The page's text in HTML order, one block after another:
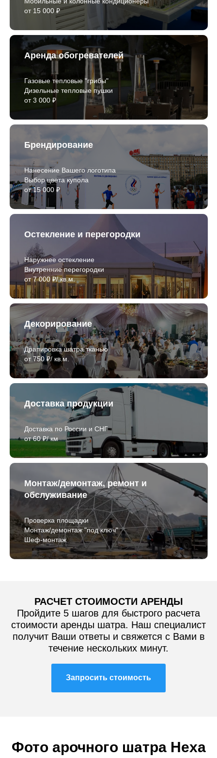
от 15 000 ₽
Аренда обогревателей
Газовые тепловые "грибы"
Дизельные тепловые пушки
от 3 000 ₽
Брендирование
Нанесение Вашего логотипа
Выбор цвета купола
от 15 000 ₽
Остекление и перегородки
Наружнее остекление
Внутренние перегородки
от 7 000 ₽/ кв.м.
Декорирование
Драпировка шатра тканью
от 750 ₽/ кв.м.
Доставка продукции
Доставка по России и СНГ
от 60 ₽/ км
Монтаж/демонтаж, ремонт и
обслуживание
Проверка площадки
Монтаж/демонтаж "под ключ"
Шеф-монтаж
РАСЧЕТ СТОИМОСТИ АРЕНДЫ
Пройдите 5 шагов для быстрого расчета
стоимости аренды шатра. Наш специалист
получит Ваши ответы и свяжется с Вами в
течение нескольких минут.
Запросить стоимость
Фото арочного шатра Hexa